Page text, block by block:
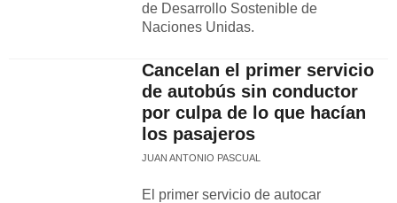
de Desarrollo Sostenible de
Naciones Unidas.
Cancelan el primer servicio
de autobús sin conductor
por culpa de lo que hacían
los pasajeros
JUAN ANTONIO PASCUAL
El primer servicio de autocar